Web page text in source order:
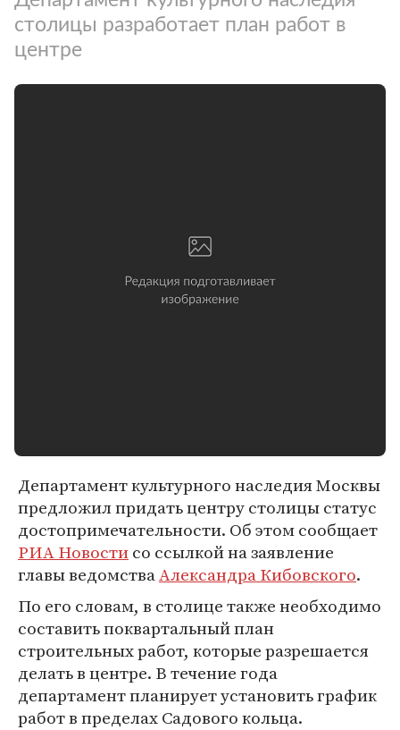
столицы разработает план работ в
центре
Департамент культурного наследия Москвы
предложил придать центру столицы статус
достопримечательности. Об этом сообщает
РИА Новостисо ссылкой на заявление
главы ведомстваАлександра Кибовского.
По его словам, в столице также необходимо
составить поквартальный план
строительных работ, которые разрешается
делать в центре. В течение года
департамент планирует установить график
работ в пределах Садового кольца.